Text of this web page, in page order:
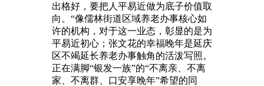
出格好，要把人平易近做为底子价值取
向。“像儒林街道区域养老办事核心如
许的机构，对于这一业态，彰显的是为
平易近初心；张文花的幸福晚年是延庆
区不竭延长养老办事触角的活泼写照。
正在满脚“银发一族”的“不离亲、不离
家、不离群、口安享晚年”希望的同